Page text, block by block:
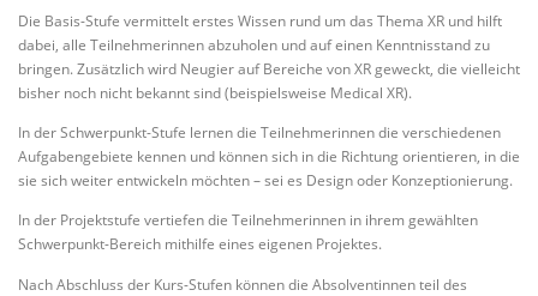
Die Basis-Stufe vermittelt erstes Wissen rund um das Thema XR und hilft
dabei, alle Teilnehmerinnen abzuholen und auf einen Kenntnisstand zu
bringen. Zusätzlich wird Neugier auf Bereiche von XR geweckt, die vielleicht
bisher noch nicht bekannt sind (beispielsweise Medical XR).
In der Schwerpunkt-Stufe lernen die Teilnehmerinnen die verschiedenen
Aufgabengebiete kennen und können sich in die Richtung orientieren, in die
sie sich weiter entwickeln möchten – sei es Design oder Konzeptionierung.
In der Projektstufe vertiefen die Teilnehmerinnen in ihrem gewählten
Schwerpunkt-Bereich mithilfe eines eigenen Projektes.
Nach Abschluss der Kurs-Stufen können die Absolventinnen teil des